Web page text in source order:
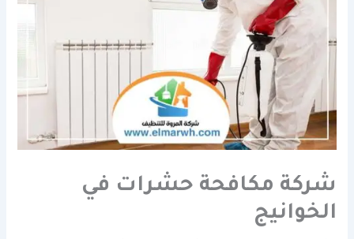
شركة مكافحة حشرات في
الخوانيج